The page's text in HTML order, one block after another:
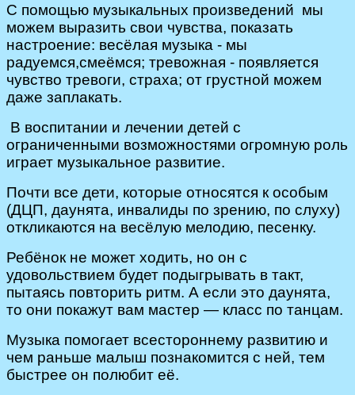
С помощью музыкальных произведений мы
можем выразить свои чувства, показать
настроение: весёлая музыка - мы
радуемся,смеёмся; тревожная - появляется
чувство тревоги, страха; от грустной можем
даже заплакать.
В воспитании и лечении детей с
ограниченными возможностями огромную роль
играет музыкальное развитие.
Почти все дети, которые относятся к особым
(ДЦП, даунята, инвалиды по зрению, по слуху)
откликаются на весёлую мелодию, песенку.
Ребёнок не может ходить, но он с
удовольствием будет подыгрывать в такт,
пытаясь повторить ритм. А если это даунята,
то они покажут вам мастер — класс по танцам.
Музыка помогает всестороннему развитию и
чем раньше малыш познакомится с ней, тем
быстрее он полюбит её.